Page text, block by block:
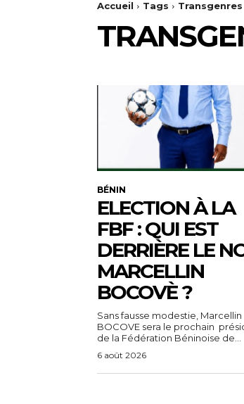
Accueil Tags Transgenres
BÉNIN
ELECTION À LA
FBF : QUI EST
DERRIÈRE LE
MARCELLIN
BOCOVÈ ?
Sans fausse modestie, Marcellin
BOCOVE sera le prochain
de la Fédération Béninoise de...
6 août 2026